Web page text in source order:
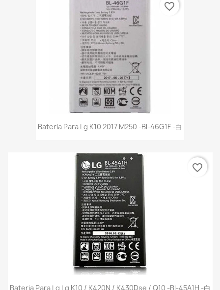
Bateria Para Lg K10 2017 M250 -Bl-46G1F -白
favorite_border
Bateria Para Lg Lg K10 / K420N / K430Dse / Q10 -Bl-45A1H -白
favorite_border